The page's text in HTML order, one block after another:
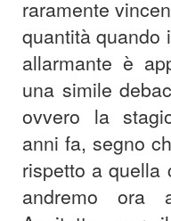
raramente
quantità quando
allarmante è
una simile
ovvero la
anni fa, segno
rispetto a quella
andremo ora